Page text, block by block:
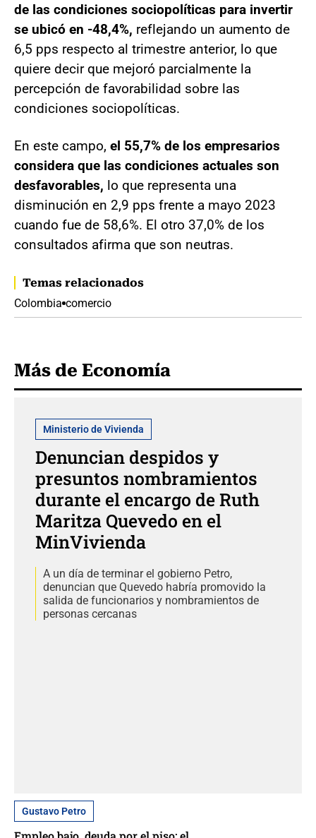
de las condiciones sociopolíticas para invertir
se ubicó en -48,4%, reflejando un aumento de
6,5 pps respecto al trimestre anterior, lo que
quiere decir que mejoró parcialmente la
percepción de favorabilidad sobre las
condiciones sociopolíticas.
En este campo, el 55,7% de los empresarios
considera que las condiciones actuales son
desfavorables, lo que representa una
disminución en 2,9 pps frente a mayo 2023
cuando fue de 58,6%. El otro 37,0% de los
consultados afirma que son neutras.
Temas relacionados
Colombia comercio
Más de Economía
Ministerio de Vivienda
Denuncian despidos y
presuntos nombramientos
durante el encargo de Ruth
Maritza Quevedo en el
MinVivienda
A un día de terminar el gobierno Petro,
denuncian que Quevedo habría promovido la
salida de funcionarios y nombramientos de
personas cercanas
Gustavo Petro